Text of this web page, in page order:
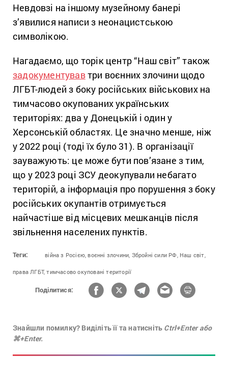
Невдовзі на іншому музейному банері
з’явилися написи з неонацистською
символікою.
Нагадаємо, що торік центр “Наш світ” також
задокументувавтри воєнних злочини щодо
ЛГБТ-людей з боку російських військових на
тимчасово окупованих українських
територіях: два у Донецькій і один у
Херсонській областях. Це значно менше, ніж
у 2022 році (тоді їх було 31). В організації
зауважують: це може бути пов’язане з тим,
що у 2023 році ЗСУ деокупували небагато
територій, а інформація про порушення з боку
російських окупантів отримується
найчастіше від місцевих мешканців після
звільнення населених пунктів.
Теги: війна з Росією, воєнні злочини, Збройні сили РФ, Наш світ,
права ЛГБТ, тимчасово окуповані території
Поділитися:
Знайшли помилку? Виділіть її та натисніть Ctrl+Enter або
⌘+Enter.